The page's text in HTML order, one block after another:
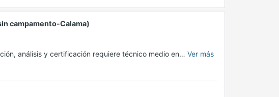
campamento-Calama)
análisis y certificación requiere técnico medio en… Ver más